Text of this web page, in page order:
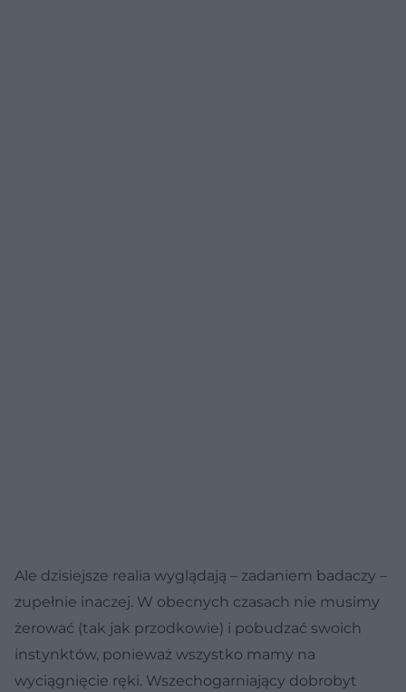
Ale dzisiejsze realia wyglądają – zadaniem badaczy –
zupełnie inaczej. W obecnych czasach nie musimy
żerować (tak jak przodkowie) i pobudzać swoich
instynktów, ponieważ wszystko mamy na
wyciągnięcie ręki. Wszechogarniający dobrobyt